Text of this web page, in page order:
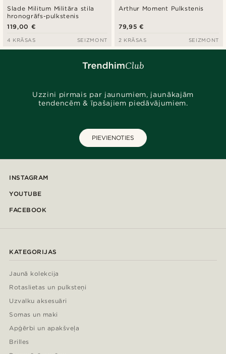
Slade Militum Militāra stila
hronogrāfs-pulkstenis
119,00 €
4 KRĀSAS SEIZMONT
Arthur Moment Pulkstenis
79,95 €
2 KRĀSAS SEIZMONT
Uzzini pirmais par jaunumiem, jaunākajām
tendencēm & īpašajiem piedāvājumiem.
PIEVIENOTIES
INSTAGRAM
YOUTUBE
FACEBOOK
KATEGORIJAS
Jaunā kolekcija
Rotaslietas un pulksteņi
Uzvalku aksesuāri
Somas un maki
Apģērbi un apakšveļa
Brilles